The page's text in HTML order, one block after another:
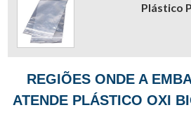
Plástico
REGIÕES ONDE A
ATENDE PLÁSTICO OXI